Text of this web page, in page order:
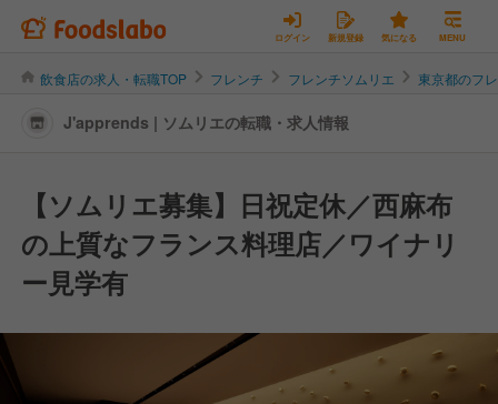
ログイン 新規登録 気になる MENU
飲食店の求人・転職TOP フレンチ フレンチソムリエ 東京都のフ
J'apprends | ソムリエの転職・求人情報
【ソムリエ募集】日祝定休／西麻布
の上質なフランス料理店／ワイナリ
ー見学有